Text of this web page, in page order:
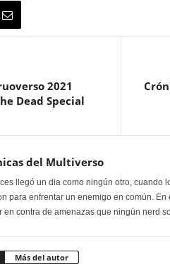
2021
Dead Special
del Multiverso
llegó un dia como ningún otro, cuando
para enfrentar un enemigo en común.
en contra de amenazas que ningún nerd
Más del autor